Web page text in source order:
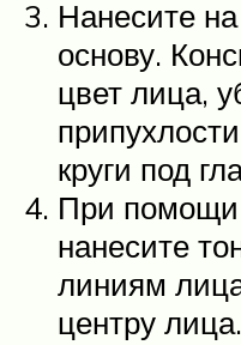
Нанесите
основу.
цвет лица,
круги под
При помощи
нанесите
линиям
центру лица.